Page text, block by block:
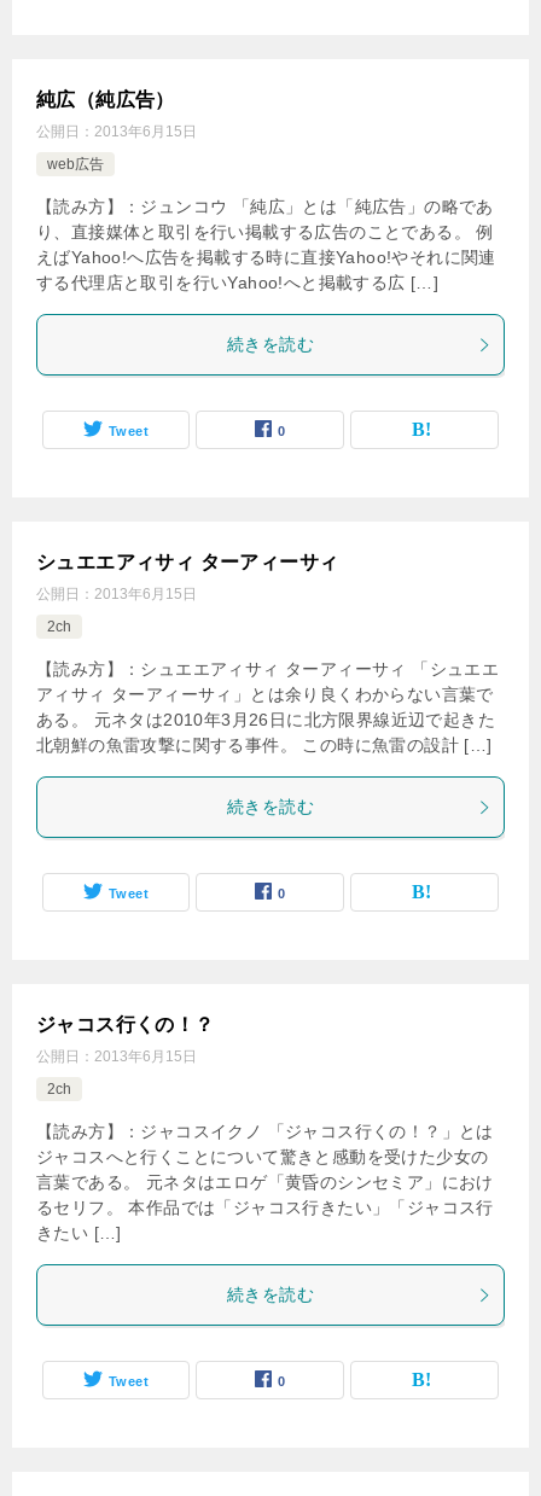
純広（純広告）
公開日： 2013年6月15日
web広告
【読み方】：ジュンコウ 「純広」とは「純広告」の略であ
り、直接媒体と取引を行い掲載する広告のことである。 例
えばYahoo!へ広告を掲載する時に直接Yahoo!やそれに関連
する代理店と取引を行いYahoo!へと掲載する広 […]
続きを読む
Tweet 0
シュエエアィサィ ターアィーサィ
公開日： 2013年6月15日
2ch
【読み方】：シュエエアィサィ ターアィーサィ 「シュエエ
アィサィ ターアィーサィ」とは余り良くわからない言葉で
ある。 元ネタは2010年3月26日に北方限界線近辺で起きた
北朝鮮の魚雷攻撃に関する事件。 この時に魚雷の設計 […]
続きを読む
Tweet 0
ジャコス行くの！？
公開日： 2013年6月15日
2ch
【読み方】：ジャコスイクノ 「ジャコス行くの！？」とは
ジャコスへと行くことについて驚きと感動を受けた少女の
言葉である。 元ネタはエロゲ「黄昏のシンセミア」におけ
るセリフ。 本作品では「ジャコス行きたい」「ジャコス行
きたい […]
続きを読む
Tweet 0